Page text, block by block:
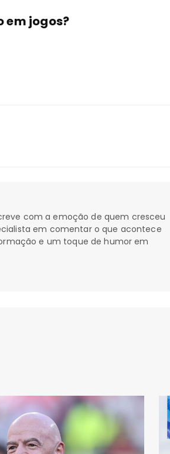
jogos?
com a emoção de quem cresceu
em comentar o que acontece
e um toque de humor em